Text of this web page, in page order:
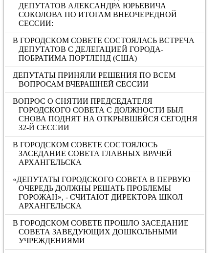
ДЕПУТАТОВ АЛЕКСАНДРА ЮРЬЕВИЧА
СОКОЛОВА ПО ИТОГАМ ВНЕОЧЕРЕДНОЙ
СЕССИИ:
В ГОРОДСКОМ СОВЕТЕ СОСТОЯЛАСЬ ВСТРЕЧА
ДЕПУТАТОВ С ДЕЛЕГАЦИЕЙ ГОРОДА-
ПОБРАТИМА ПОРТЛЕНД (США)
ДЕПУТАТЫ ПРИНЯЛИ РЕШЕНИЯ ПО ВСЕМ
ВОПРОСАМ ВЧЕРАШНЕЙ СЕССИИ
ВОПРОС О СНЯТИИ ПРЕДСЕДАТЕЛЯ
ГОРОДСКОГО СОВЕТА С ДОЛЖНОСТИ БЫЛ
СНОВА ПОДНЯТ НА ОТКРЫВШЕЙСЯ СЕГОДНЯ
32-Й СЕССИИ
В ГОРОДСКОМ СОВЕТЕ СОСТОЯЛОСЬ
ЗАСЕДАНИЕ СОВЕТА ГЛАВНЫХ ВРАЧЕЙ
АРХАНГЕЛЬСКА
«ДЕПУТАТЫ ГОРОДСКОГО СОВЕТА В ПЕРВУЮ
ОЧЕРЕДЬ ДОЛЖНЫ РЕШАТЬ ПРОБЛЕМЫ
ГОРОЖАН», - СЧИТАЮТ ДИРЕКТОРА ШКОЛ
АРХАНГЕЛЬСКА
В ГОРОДСКОМ СОВЕТЕ ПРОШЛО ЗАСЕДАНИЕ
СОВЕТА ЗАВЕДУЮЩИХ ДОШКОЛЬНЫМИ
УЧРЕЖДЕНИЯМИ